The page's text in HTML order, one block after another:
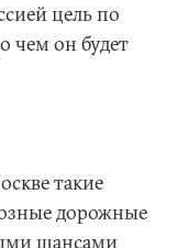
цель по
чем он будет
такие
дорожные
шансами